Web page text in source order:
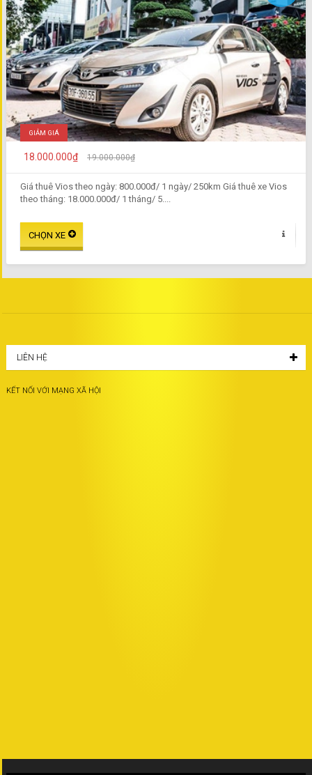
GIẢM GIÁ
18.000.000₫ 19.000.000₫
Giá thuê Vios theo ngày: 800.000đ/ 1 ngày/ 250km Giá thuê xe Vios
theo tháng: 18.000.000đ/ 1 tháng/ 5....
LIÊN HỆ
KẾT NỐI VỚI MẠNG XÃ HỘI